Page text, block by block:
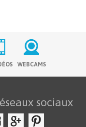
WEBCAMS
sociaux